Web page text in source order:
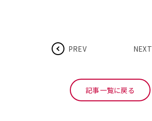
PREV NEXT
記事一覧に戻る